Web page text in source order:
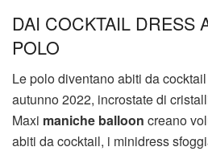
DAI COCKTAIL DRESS
POLO
Le polo diventano abiti da
autunno 2022, incrostate di
Maxi maniche balloon creano
abiti da cocktail, i minidress